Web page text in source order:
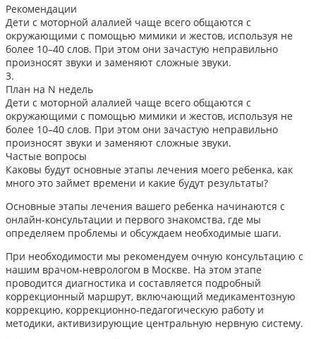
Рекомендации
Дети с моторной алалией чаще всего общаются с
окружающими с помощью мимики и жестов, используя не
более 10–40 слов. При этом они зачастую неправильно
произносят звуки и заменяют сложные звуки.
3.
План на N недель
Дети с моторной алалией чаще всего общаются с
окружающими с помощью мимики и жестов, используя не
более 10–40 слов. При этом они зачастую неправильно
произносят звуки и заменяют сложные звуки.
Частые вопросы
Каковы будут основные этапы лечения моего ребенка, как
много это займет времени и какие будут результаты?
Основные этапы лечения вашего ребенка начинаются с
онлайн-консультации и первого знакомства, где мы
определяем проблемы и обсуждаем необходимые шаги.
При необходимости мы рекомендуем очную консультацию с
нашим врачом-неврологом в Москве. На этом этапе
проводится диагностика и составляется подробный
коррекционный маршрут, включающий медикаментозную
коррекцию, коррекционно-педагогическую работу и
методики, активизирующие центральную нервную систему.